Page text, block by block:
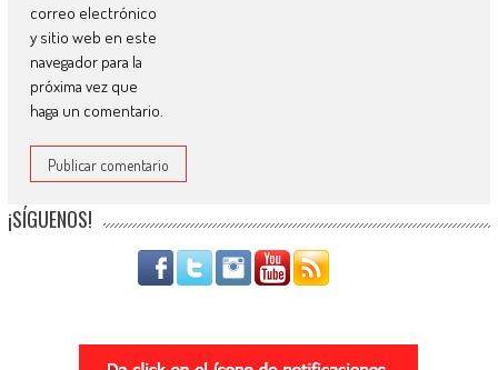
correo electrónico
y sitio web en este
navegador para la
próxima vez que
haga un comentario.
¡SÍGUENOS!